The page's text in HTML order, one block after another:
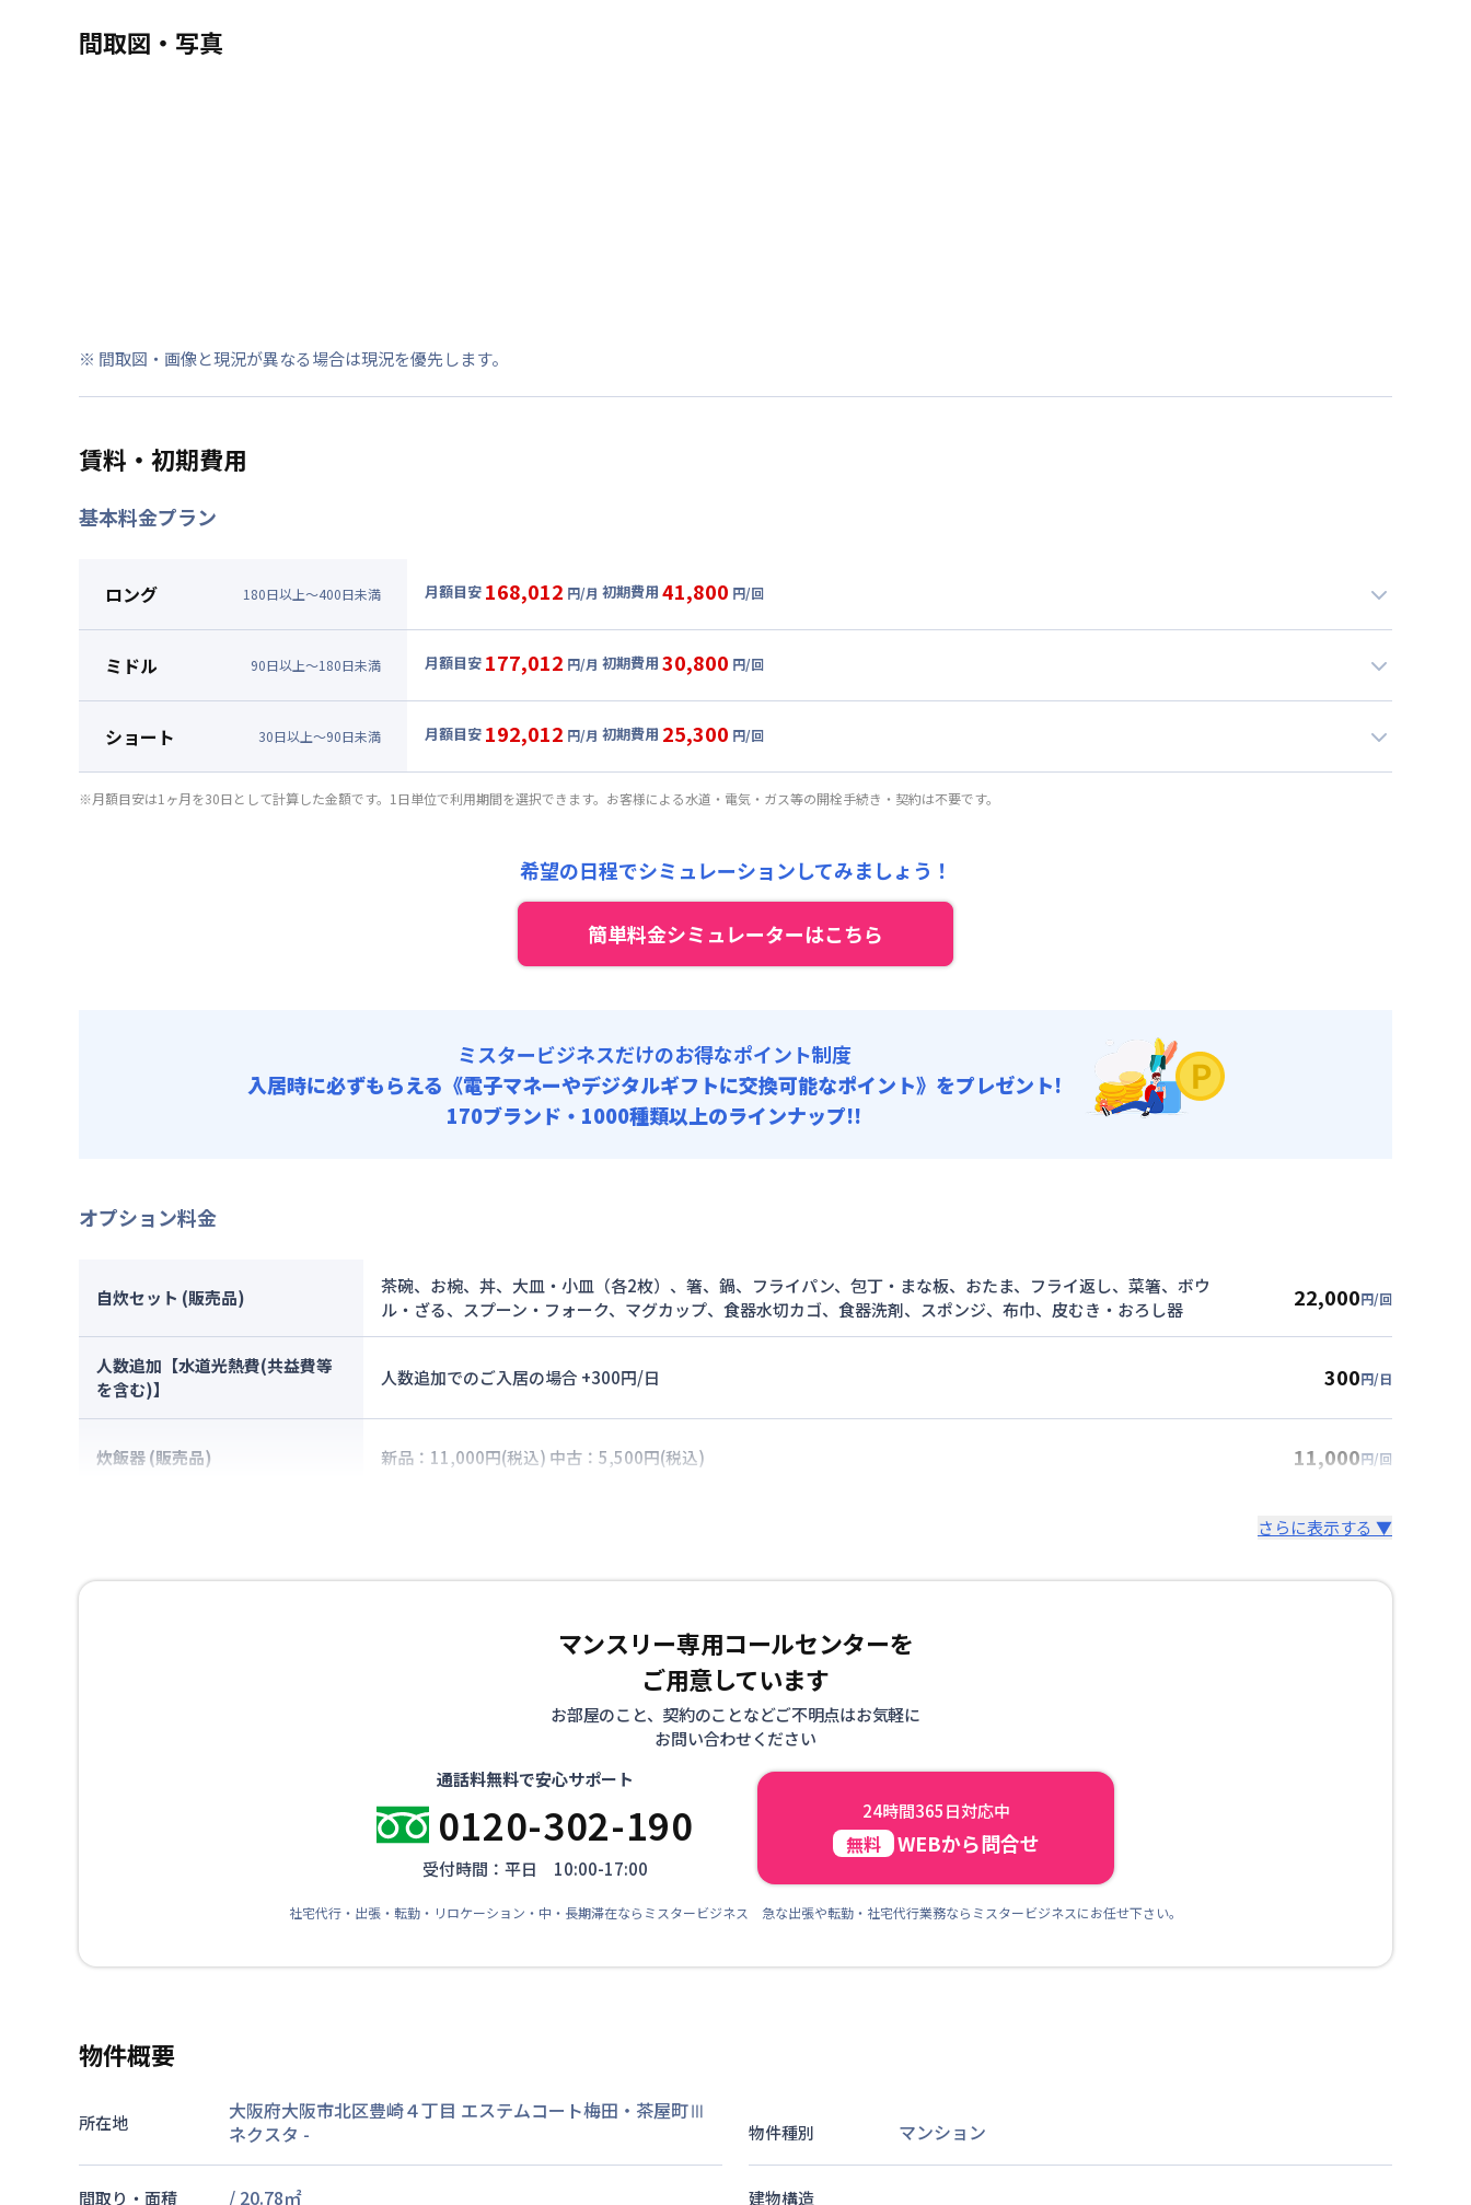
間取図・写真
※ 間取図・画像と現況が異なる場合は現況を優先します。
賃料・初期費用
基本料金プラン
ロング 180日以上～400日未満 月額目安 168,012 円/月 初期費用 41,800 円/回
123,000円/月 (4,100円/日)
光熱費他 : 40,920円/月 (1,364円/日) (税抜)
清掃料他 : 38,000円/回 (税抜)
ミドル 90日以上～180日未満 月額目安 177,012 円/月 初期費用 30,800 円/回
132,000円/月 (4,400円/日)
光熱費他 : 40,920円/月 (1,364円/日) (税抜)
清掃料他 : 28,000円/回 (税抜)
ショート 30日以上～90日未満 月額目安 192,012 円/月 初期費用 25,300 円/回
月額賃料目安(30日利用)
23,000円/回 (税抜)
※月額目安は1ヶ月を30日として計算した金額です。1日単位で利用期間を選択できます。お客様による水道・電気・ガス等の開栓手続き・契約は不要です。
希望の日程でシミュレーションしてみましょう！
簡単料金シミュレーターはこちら
ミスタービジネスだけのお得なポイント制度
入居時に必ずもらえる 《電子マネーやデジタルギフトに交換可能なポイント》をプレゼント!
170ブランド・1000種類以上のラインナップ!!
オプション料金
自炊セット (販売品)
茶碗、お椀、丼、大皿・小皿（各2枚）、箸、鍋、フライパン、包丁・まな板、おたま、フライ返し、菜箸、ボウ
ル・ざる、スプーン・フォーク、マグカップ、食器水切カゴ、食器洗剤、スポンジ、布巾、皮むき・おろし器
22,000円/回
人数追加【水道光熱費(共益費等
を含む)】
人数追加でのご入居の場合 +300円/日 300円/日
炊飯器 (販売品) 新品：11,000円(税込) 中古：5,500円(税込) 11,000円/回
さらに表示する ▼
マンスリー専用コールセンターを
ご用意しています
お部屋のこと、契約のことなどご不明点はお気軽に
お問い合わせください
通話料無料で安心サポート
0120-302-190
受付時間：平日 10:00-17:00
24時間365日対応中
無料 WEBから問合せ
社宅代行・出張・転勤・リロケーション・中・長期滞在ならミスタービジネス 急な出張や転勤・社宅代行業務ならミスタービジネスにお任せ下さい。
物件概要
所在地
大阪府大阪市北区豊崎４丁目 エステムコート梅田・茶屋町Ⅲ
ネクスタ - 物件種別 マンション
間取り・面積 / 20.78㎡ 建物構造